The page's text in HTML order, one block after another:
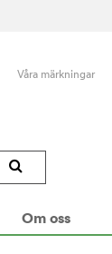
Våra märkningar
Om oss